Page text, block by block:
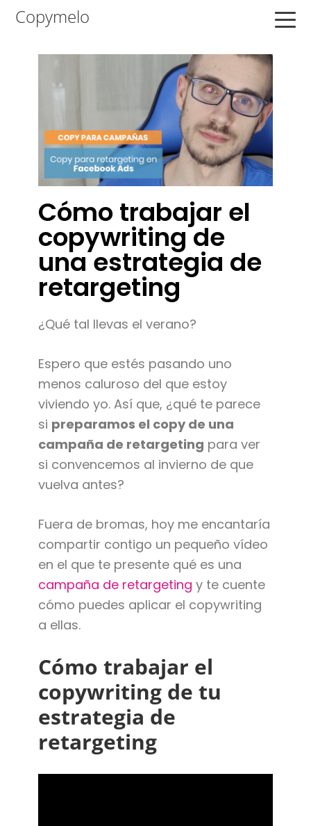
Saltar
Saltar
contenido
Saltar
Copymelo
Cómo trabajar el
copywriting de
una estrategia de
retargeting
¿Qué tal llevas el verano?
Espero que estés pasando uno
menos caluroso del que estoy
viviendo yo. Así que, ¿qué te parece
si preparamos el copy de una
campaña de retargeting para ver
si convencemos al invierno de que
vuelva antes?
Fuera de bromas, hoy me encantaría
compartir contigo un pequeño vídeo
en el que te presente qué es una
campaña de retargeting y te cuente
cómo puedes aplicar el copywriting
a ellas.
Cómo trabajar el
copywriting de tu
estrategia de
retargeting